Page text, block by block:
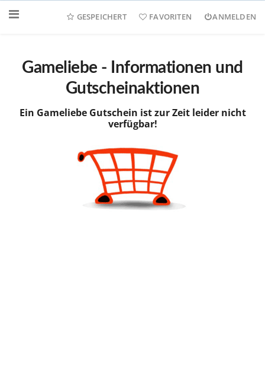
Online-
GESPEICHERT FAVORITEN ANMELDEN
Gameliebe - Informationen und
Gutscheinaktionen
Ein Gameliebe Gutschein ist zur Zeit leider nicht
verfügbar!